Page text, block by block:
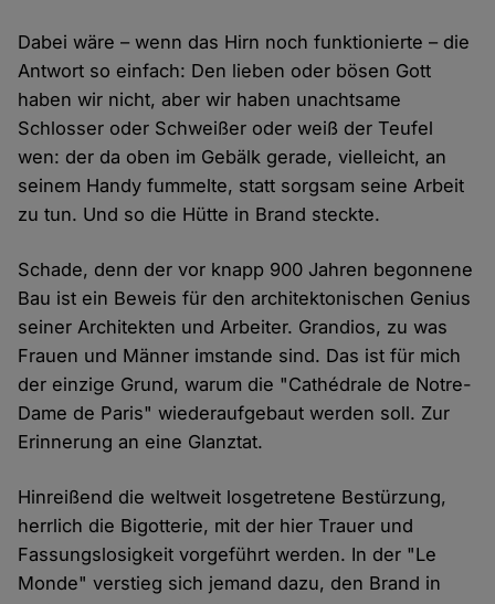
Dabei wäre – wenn das Hirn noch funktionierte – die
Antwort so einfach: Den lieben oder bösen Gott
haben wir nicht, aber wir haben unachtsame
Schlosser oder Schweißer oder weiß der Teufel
wen: der da oben im Gebälk gerade, vielleicht, an
seinem Handy fummelte, statt sorgsam seine Arbeit
zu tun. Und so die Hütte in Brand steckte.
Schade, denn der vor knapp 900 Jahren begonnene
Bau ist ein Beweis für den architektonischen Genius
seiner Architekten und Arbeiter. Grandios, zu was
Frauen und Männer imstande sind. Das ist für mich
der einzige Grund, warum die "Cathédrale de Notre-
Dame de Paris" wiederaufgebaut werden soll. Zur
Erinnerung an eine Glanztat.
Hinreißend die weltweit losgetretene Bestürzung,
herrlich die Bigotterie, mit der hier Trauer und
Fassungslosigkeit vorgeführt werden. In der "Le
Monde" verstieg sich jemand dazu, den Brand in